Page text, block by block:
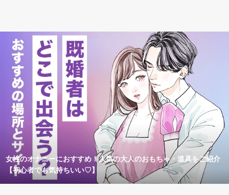
女性のオナニーにおすすめ！人気の大人のおもちゃ・道具をご紹介
【初心者でも気持ちいい♡】